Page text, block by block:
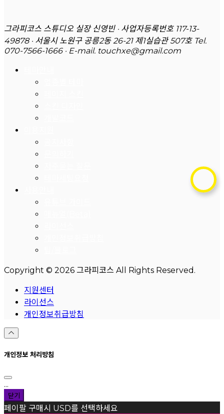
그라피코스 스튜디오 실장 신영빈 · 사업자등록번호 117-13-
49878 · 서울시 노원구 공릉2동 26-21 제1실습관 507호 Tel.
070-7566-1666 · E-mail. touchxe@gmail.com
Copyright © 2026 그라피코스 All Rights Reserved.
지원센터
라이선스
개인정보취급방침
개인정보 처리방침
...
닫기
페이팔 구매시 USD를 선택하세요